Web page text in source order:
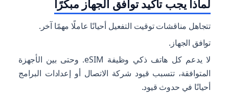
لماذا يجب تأكيد توافق الجهاز مبكرًا
تتجاهل مناقشات توقيت التفعيل أحيانًا عاملًا مهمًا آخر.
توافق الجهاز.
لا يدعم كل هاتف ذكي وظيفة eSIM. وحتى بين الأجهزة
المتوافقة، تتسبب قيود شركة الاتصال أو إعدادات البرامج
أحيانًا في حدوث قيود.